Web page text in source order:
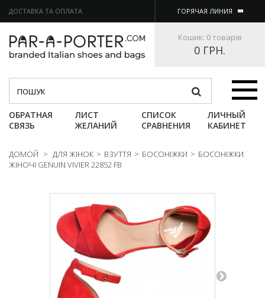
ДОСТАВКА ТА ОПЛАТА ГОРЯЧАЯ ЛИНИЯ
Кошик: 0 товарів
0 ГРН.
Категории
ОБРАТНАЯ
СВЯЗЬ
ЛИСТ
ЖЕЛАНИЙ
СПИСОК
СРАВНЕНИЯ
ЛИЧНЫЙ
КАБИНЕТ
ДОМОЙ > ДЛЯ ЖІНОК > ВЗУТТЯ > БОСОНІЖКИ > БОСОНІЖКИ
ЖІНОЧІ GENUIN VIVIER 22852 FB